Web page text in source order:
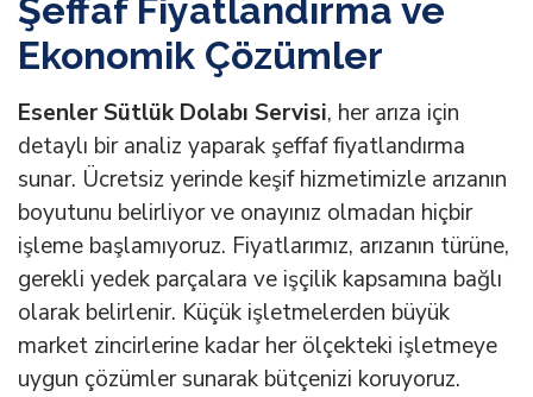
Şeffaf Fiyatlandırma ve
Ekonomik Çözümler
Esenler Sütlük Dolabı Servisi, her arıza için
detaylı bir analiz yaparak şeffaf fiyatlandırma
sunar. Ücretsiz yerinde keşif hizmetimizle arızanın
boyutunu belirliyor ve onayınız olmadan hiçbir
işleme başlamıyoruz. Fiyatlarımız, arızanın türüne,
gerekli yedek parçalara ve işçilik kapsamına bağlı
olarak belirlenir. Küçük işletmelerden büyük
market zincirlerine kadar her ölçekteki işletmeye
uygun çözümler sunarak bütçenizi koruyoruz.